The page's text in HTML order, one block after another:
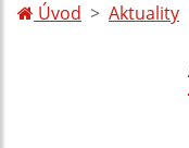
Úvod Aktuality